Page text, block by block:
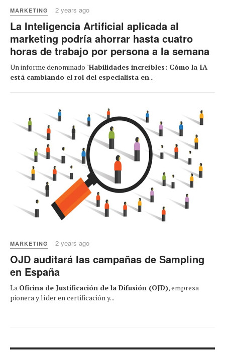
MARKETING 2 years ago
La Inteligencia Artificial aplicada al
marketing podría ahorrar hasta cuatro
horas de trabajo por persona a la semana
Un informe denominado "Habilidades increíbles: Cómo la IA
está cambiando el rol del especialista en...
MARKETING 2 years ago
OJD auditará las campañas de Sampling
en España
La Oficina de Justificación de la Difusión (OJD), empresa
pionera y líder en certificación y...